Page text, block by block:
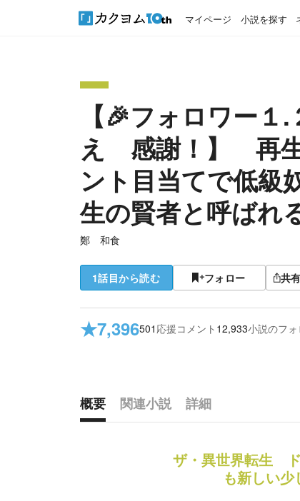
マイページ 小説を探す
【🎉フォロワー
え 感謝！】 再
ント目当てで低級
生の賢者と呼ばれ
鄭 和食
1話目から読む フォロー 共有
★7,396501 応援コメント 12,933小説のフ
概要 関連小説
詳細
ザ・異世界転生
も新しい少